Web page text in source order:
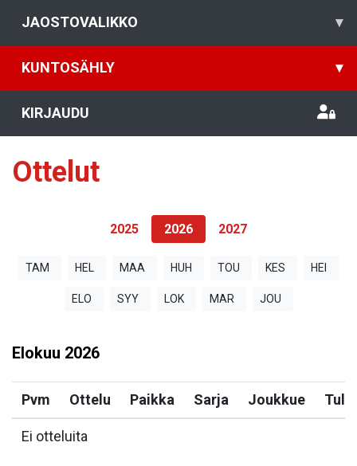
JAOSTOVALIKKO ▾
KUNTOSÄHLY ▾
KIRJAUDU
Ottelut
2025 2026 2027
TAM HEL MAA HUH TOU KES HEI
ELO SYY LOK MAR JOU
Elokuu 2026
Pvm Ottelu Paikka Sarja Joukkue
Ei otteluita